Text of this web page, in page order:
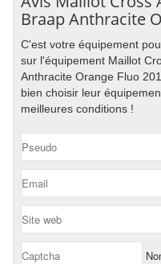
Braap Anthracite
C'est votre équipement
sur l'équipement Maillot
Anthracite Orange Fluo
bien choisir leur
meilleures conditions !